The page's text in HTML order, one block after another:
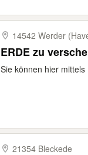
14542 Werder
ERDE zu
Sie können hier
21354 Bleckede